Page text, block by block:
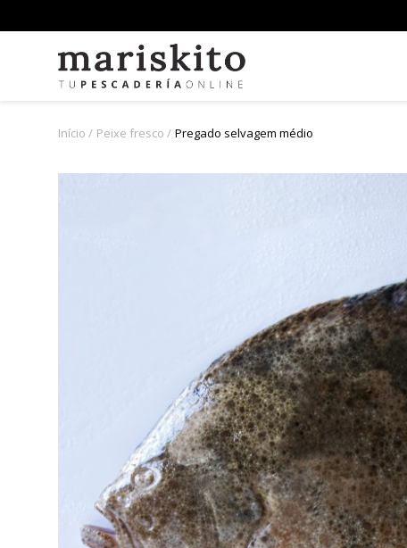
Início Peixe fresco Pregado selvagem médio